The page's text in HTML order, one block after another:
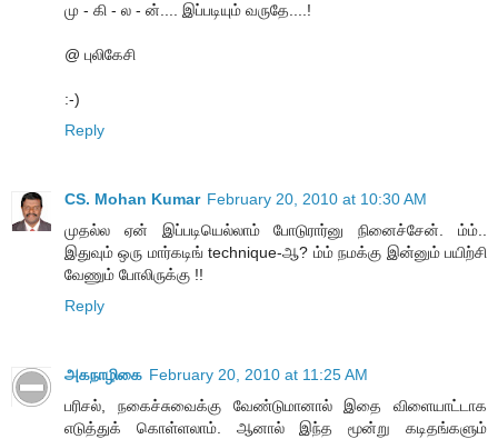
மு - கி - ல - ன்.... இப்படியும் வருதே....!
@ புலிகேசி
:-)
Reply
CS. Mohan Kumar February 20, 2010 at 10:30 AM
முதல்ல ஏன் இப்படியெல்லாம் போடுரார்னு நினைச்சேன். ம்ம்..
இதுவும் ஒரு மார்கடிங் technique-ஆ? ம்ம் நமக்கு இன்னும் பயிற்சி
வேணும் போலிருக்கு !!
Reply
அகநாழிகை February 20, 2010 at 11:25 AM
பரிசல், நகைச்சுவைக்கு வேண்டுமானால் இதை விளையாட்டாக
எடுத்துக் கொள்ளலாம். ஆனால் இந்த மூன்று கடிதங்களும்